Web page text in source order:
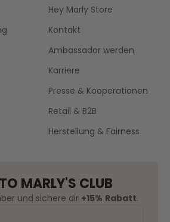
Hey Marly Store
Kontakt
Ambassador werden
Karriere
Presse & Kooperationen
Retail & B2B
Herstellung & Fairness
MARLY'S CLUB
und sichere dir +15% Rabatt.